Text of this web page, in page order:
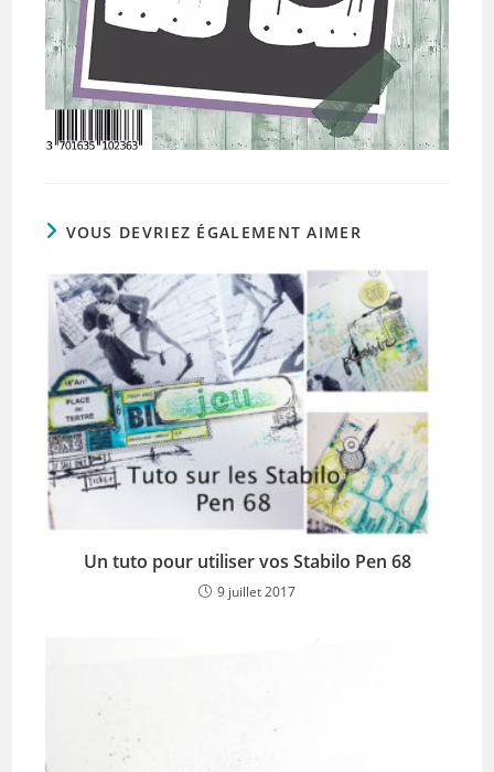
VOUS DEVRIEZ ÉGALEMENT AIMER
Un tuto pour utiliser vos Stabilo Pen 68
9 juillet 2017